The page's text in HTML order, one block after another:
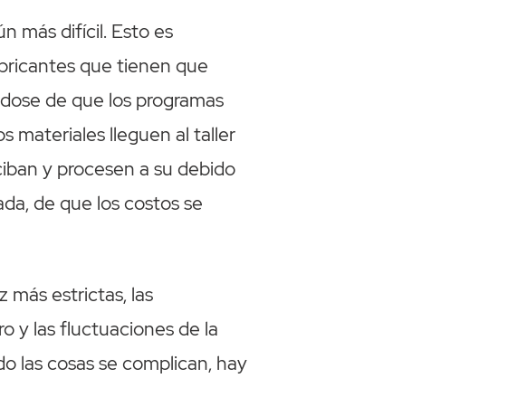
más difícil. Esto es
que tienen que
de que los programas
materiales lleguen al taller
y procesen a su debido
de que los costos se
más estrictas, las
y las fluctuaciones de la
las cosas se complican, hay